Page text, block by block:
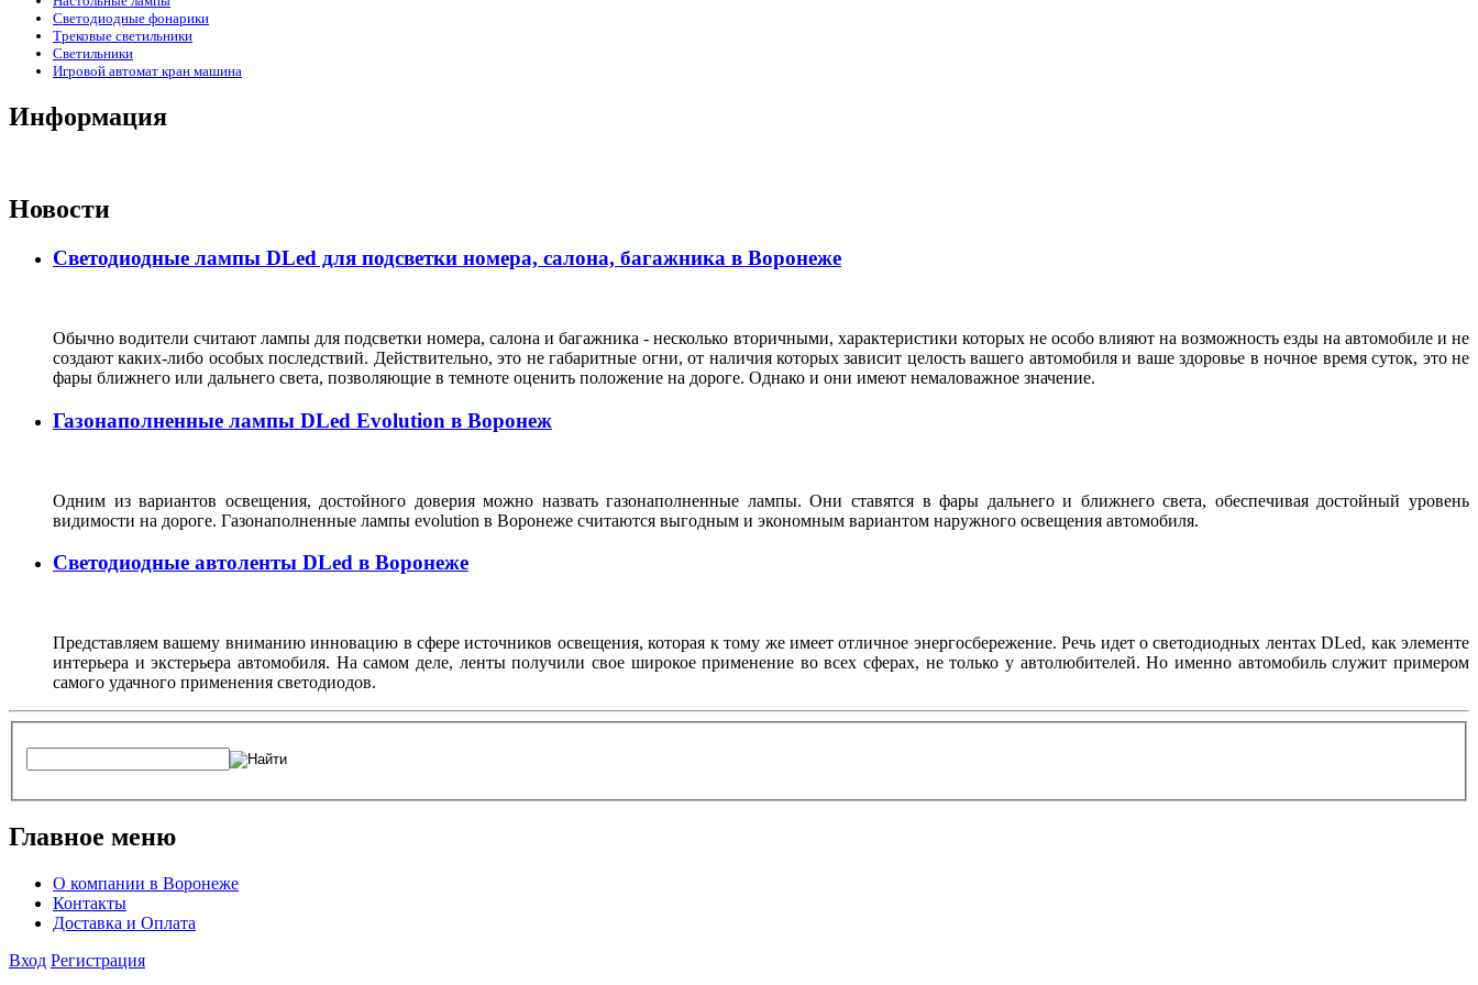
Светодиодные фонарики
Трековые светильники
Светильники
Игровой автомат кран машина
Информация
Новости
Светодиодные лампы DLed для подсветки номера, салона, багажника в Воронеже
Обычно водители считают лампы для подсветки номера, салона и багажника - несколько вторичными, характеристики которых не особо влияют на возможность езды на автомобиле и не
создают каких-либо особых последствий. Действительно, это не габаритные огни, от наличия которых зависит целость вашего автомобиля и ваше здоровье в ночное время суток, это не
фары ближнего или дальнего света, позволяющие в темноте оценить положение на дороге. Однако и они имеют немаловажное значение.
Газонаполненные лампы DLed Evolution в Воронеж
Одним из вариантов освещения, достойного доверия можно назвать газонаполненные лампы. Они ставятся в фары дальнего и ближнего света, обеспечивая достойный уровень
видимости на дороге. Газонаполненные лампы evolution в Воронеже считаются выгодным и экономным вариантом наружного освещения автомобиля.
Светодиодные автоленты DLed в Воронеже
Представляем вашему вниманию инновацию в сфере источников освещения, которая к тому же имеет отличное энергосбережение. Речь идет о светодиодных лентах DLed, как элементе
интерьера и экстерьера автомобиля. На самом деле, ленты получили свое широкое применение во всех сферах, не только у автолюбителей. Но именно автомобиль служит примером
самого удачного применения светодиодов.
Главное меню
О компании в Воронеже
Контакты
Доставка и Оплата
Вход Регистрация